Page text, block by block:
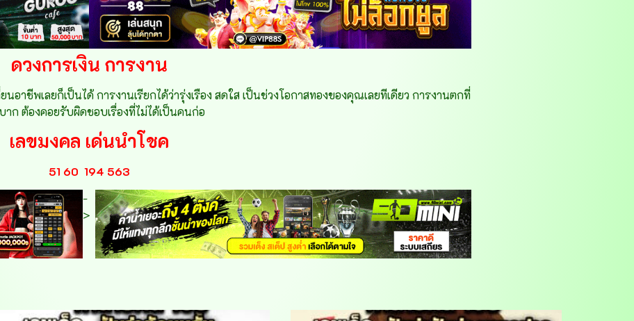
ดวงการเงิน การงาน
าชีพเลยก็เป็นได้ การงานเรียกได้ว่ารุ่งเรือง สดใส เป็นช่วงโอกาสทองของคุณเลยทีเดียว การงานตกที่
าก ต้องคอยรับผิดชอบเรื่องที่ไม่ได้เป็นคนก่อ
เลขมงคล เด่นนำโชค
51 60 194 563
-
>